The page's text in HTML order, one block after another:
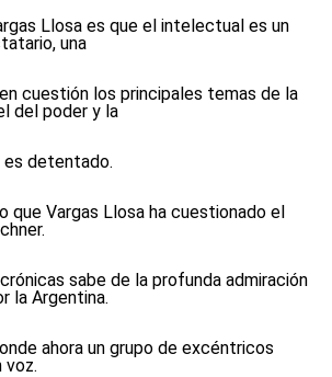
Llosa es que el intelectual es un
una
cuestión los principales temas de la
del poder y la
detentado.
que Vargas Llosa ha cuestionado el
sabe de la profunda admiración
la Argentina.
ahora un grupo de excéntricos
voz.